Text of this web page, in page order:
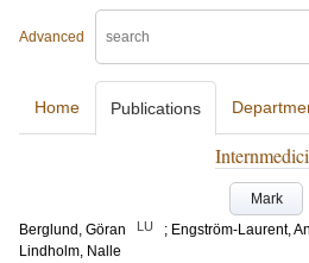
Advanced
Home Publications
Mark
Berglund, Göran
LU ; Engström-Laurent,
Lindholm, Nalle